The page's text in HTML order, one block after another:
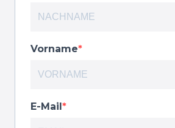
Vorname
E-Mail